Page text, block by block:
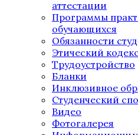
аттестации
Программы
обучающихся
Обязанности
Этический
Трудоустройство
Бланки
Инклюзивное
Студенческий
Видео
Фотогалерея